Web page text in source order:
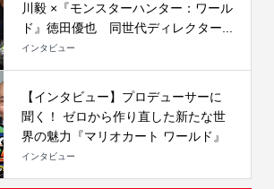
川毅 ×『モンスターハンター：ワール
ド』徳田優也 同世代ディレクター...
インタビュー
【インタビュー】プロデューサーに
聞く！ ゼロから作り直した新たな世
界の魅力『マリオカート ワールド』
インタビュー